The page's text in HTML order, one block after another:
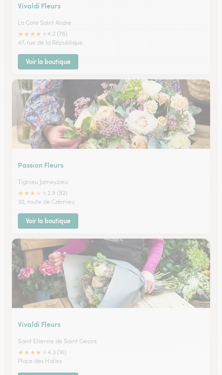
Vivaldi Fleurs
La Cote Saint Andre
★★★★
4.2 (76)
47, rue de la République
Voir la boutique
Passion Fleurs
Tignieu Jameyzieu
★★★
2.9 (82)
30, route de Crémieu
Voir la boutique
Vivaldi Fleurs
Saint Etienne de Saint Geoirs
★★★★
4.3 (16)
Place des Halles